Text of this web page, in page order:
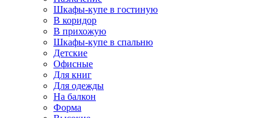
Шкафы-купе в гостиную
В коридор
В прихожую
Шкафы-купе в спальню
Детские
Офисные
Для книг
Для одежды
На балкон
Форма